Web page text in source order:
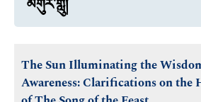
མགུར་གླུ།
The Sun Illuminating the
Awareness: Clarifications on the